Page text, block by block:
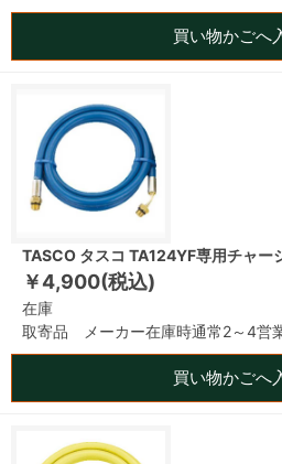
買い物かごへ
TASCO タスコ TA124YF専用チャ
￥4,900(税込)
在庫
取寄品 メーカー在庫時通常2～4営
買い物かごへ